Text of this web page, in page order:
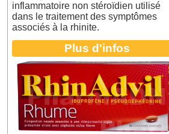
inflammatoire non stéroïdien utilisé
dans le traitement des symptômes
associés à la rhinite.
Plus d'infos